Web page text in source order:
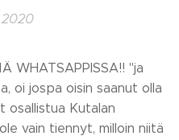
WHATSAPPISSA!! "ja
oi jospa oisin saanut olla
osallistua Kutalan
vain tiennyt, milloin niitä